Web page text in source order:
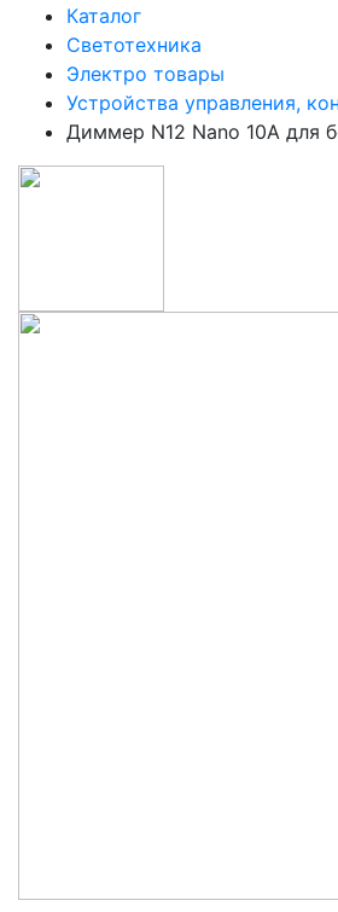
Каталог
Светотехника
Электро товары
Устройства управления,
Диммер N12 Nano 10A для